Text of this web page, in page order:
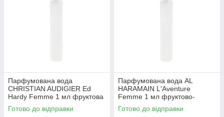
Парфумована вода
CHRISTIAN AUDIGIER Ed
Hardy Femme 1 мл фруктова
квіткова для жінок пробник
розпив Крістіан
Готово до відправки
Парфумована вода AL
HARAMAIN L'Aventure
Femme 1 мл фруктово-
квіткова стійка для жінок
розпив Аль Харамейн
Готово до відправки